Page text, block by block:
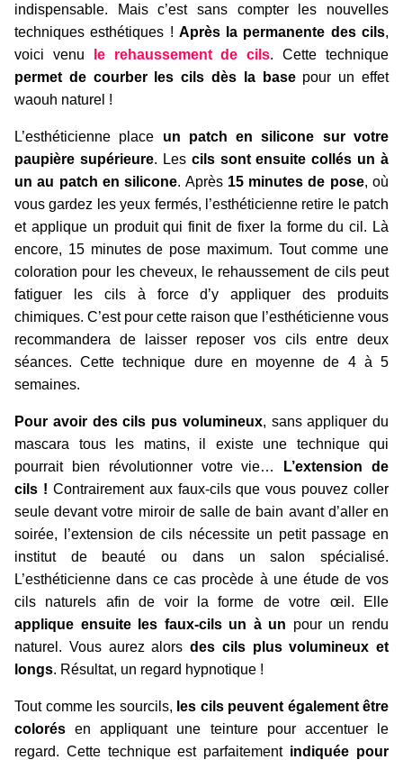
indispensable. Mais c’est sans compter les nouvelles
techniques esthétiques ! Après la permanente des cils,
voici venu
le rehaussement de cils. Cette technique
permet de courber les cils dès la basepour un effet
waouh naturel !
L’esthéticienne place un patch en silicone sur votre
paupière supérieure. Les cils sont ensuite collés un à
un au patch en silicone. Après 15 minutes de pose, où
vous gardez les yeux fermés, l’esthéticienne retire le patch
et applique un produit qui finit de fixer la forme du cil. Là
encore, 15 minutes de pose maximum. Tout comme une
coloration pour les cheveux, le rehaussement de cils peut
fatiguer les cils à force d’y appliquer des produits
chimiques. C’est pour cette raison que l’esthéticienne vous
recommandera de laisser reposer vos cils entre deux
séances. Cette technique dure en moyenne de 4 à 5
semaines.
Pour avoir des cils pus volumineux, sans appliquer du
mascara tous les matins, il existe une technique qui
pourrait bien révolutionner votre vie…
L’extension de
cils ! Contrairement aux faux-cils que vous pouvez coller
seule devant votre miroir de salle de bain avant d’aller en
soirée, l’extension de cils nécessite un petit passage en
institut de beauté ou dans un salon spécialisé.
L’esthéticienne dans ce cas procède à une étude de vos
cils naturels afin de voir la forme de votre œil. Elle
applique ensuite les faux-cils un à un pour un rendu
naturel. Vous aurez alors des cils plus volumineux et
longs. Résultat, un regard hypnotique !
Tout comme les sourcils, les cils peuvent également être
colorés en appliquant une teinture pour accentuer le
regard. Cette technique est parfaitement indiquée pour